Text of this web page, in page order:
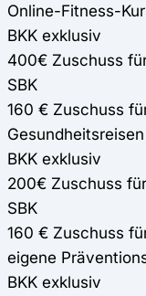
Online-Fitness-
BKK exklusiv
400€ Zuschuss
SBK
160 € Zuschuss
Gesundheitsreisen
BKK exklusiv
200€ Zuschuss
SBK
160 € Zuschuss
eigene
BKK exklusiv